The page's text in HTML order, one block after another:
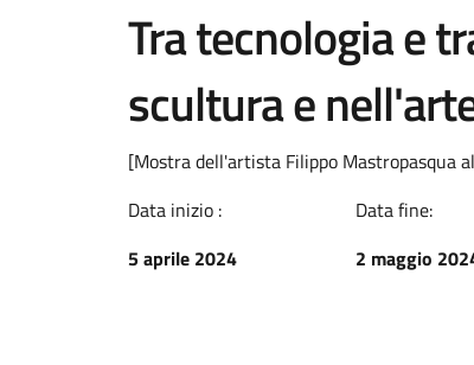
Tra tecnologia e
scultura e
[Mostra dell'artista Filippo Mastropasqua
Data inizio :
5 aprile 2024
Data fine:
2 maggio